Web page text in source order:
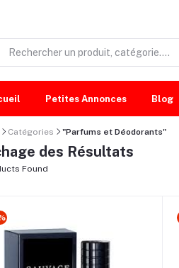
Petites Annonces Blog
Catégories "Parfums et Déodorants"
des Résultats
Found